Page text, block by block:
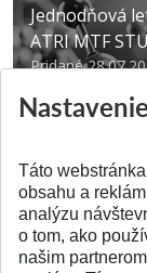
Jednodňová
ATRI MTF STU
Pridané
Táto
obsahu a
analýzu
o tom, ako
našim